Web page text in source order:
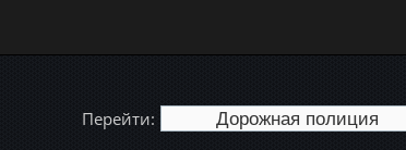
Перейти: